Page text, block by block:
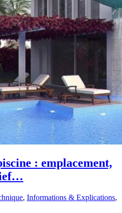
: emplacement,
, Informations & Explications,